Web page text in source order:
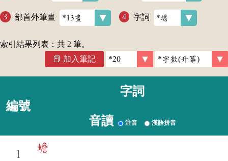
部首外筆畫 字詞
索引結果列表：共 2 筆。
加入筆記
編號
字詞
音讀 注音 漢語拼音
1
蟾